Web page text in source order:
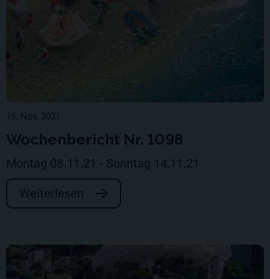
15. Nov. 2021
Wochenbericht Nr. 1098
Montag 08.11.21 - Sonntag 14.11.21
Weiterlesen